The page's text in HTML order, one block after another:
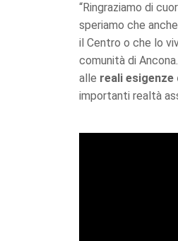
“Ringraziamo di
speriamo che
il Centro o che lo
comunità di
alle reali
importanti realtà